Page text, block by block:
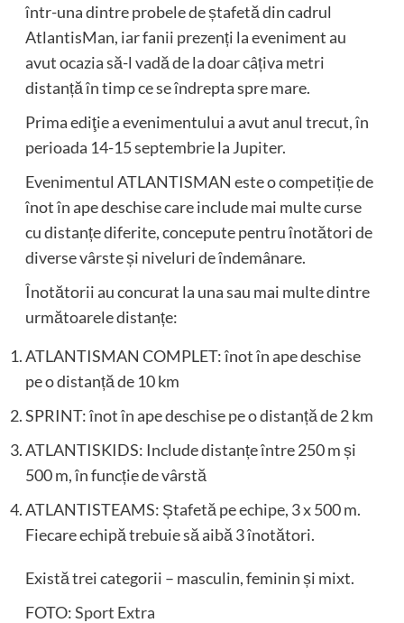
într-una dintre probele de ștafetă din cadrul
AtlantisMan, iar fanii prezenți la eveniment au
avut ocazia să-l vadă de la doar câțiva metri
distanță în timp ce se îndrepta spre mare.
Prima ediţie a evenimentului a avut anul trecut, în
perioada 14-15 septembrie la Jupiter.
Evenimentul ATLANTISMAN este o competiție de
înot în ape deschise care include mai multe curse
cu distanțe diferite, concepute pentru înotători de
diverse vârste și niveluri de îndemânare.
Înotătorii au concurat la una sau mai multe dintre
următoarele distanțe:
ATLANTISMAN COMPLET: înot în ape deschise
pe o distanță de 10 km
SPRINT: înot în ape deschise pe o distanță de 2 km
ATLANTISKIDS: Include distanțe între 250 m și
500 m, în funcție de vârstă
ATLANTISTEAMS: Ștafetă pe echipe, 3 x 500 m.
Fiecare echipă trebuie să aibă 3 înotători.
Există trei categorii – masculin, feminin și mixt.
FOTO:Sport Extra